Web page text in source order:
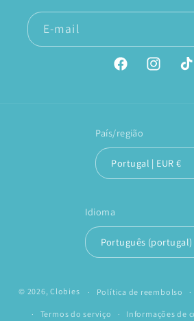
E-mail
FacebookInstagram
País/região
Portugal | EUR €
Idioma
Português (portugal)
© 2026,Clobies Política de reembolso
Termos do serviço Informações de